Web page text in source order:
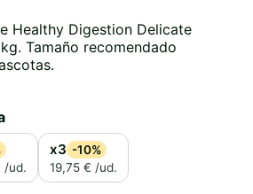
Healthy Digestion Delicate
Tamaño recomendado
/ud.
x3 -10%
19,75 € /ud.